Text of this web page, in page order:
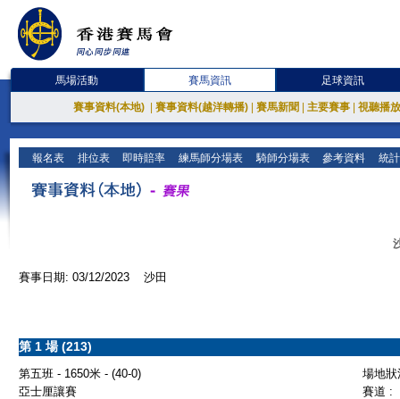
馬場活動 賽馬資訊 足球資訊
賽事資料(本地) 賽事資料(越洋轉播) 賽馬新聞 主要賽事 視聽播
報名表 排位表 即時賠率 練馬師分場表 騎師分場表 參考資料 統
賽事日期: 03/12/2023 沙田
第 1 場 (213)
第五班 - 1650米 - (40-0)
場地
亞士厘讓賽
賽道 :